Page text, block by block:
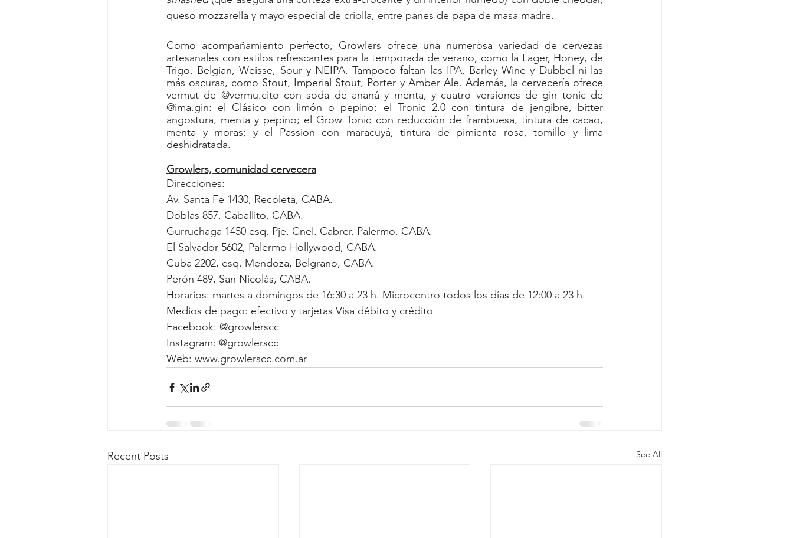
queso mozzarella y mayo especial de criolla, entre panes de papa de masa madre.
Como acompañamiento perfecto, Growlers ofrece una numerosa variedad de cervezas
artesanales con estilos refrescantes para la temporada de verano, como la Lager, Honey, de
Trigo, Belgian, Weisse, Sour y NEIPA. Tampoco faltan las IPA, Barley Wine y Dubbel ni las
más oscuras, como Stout, Imperial Stout, Porter y Amber Ale. Además, la cervecería ofrece
vermut de @vermu.cito con soda de ananá y menta, y cuatro versiones de gin tonic de
@ima.gin: el Clásico con limón o pepino; el Tronic 2.0 con tintura de jengibre, bitter
angostura, menta y pepino; el Grow Tonic con reducción de frambuesa, tintura de cacao,
menta y moras; y el Passion con maracuyá, tintura de pimienta rosa, tomillo y lima
deshidratada.
Growlers, comunidad cervecera
Direcciones:
Av. Santa Fe 1430, Recoleta, CABA.
Doblas 857, Caballito, CABA.
Gurruchaga 1450 esq. Pje. Cnel. Cabrer, Palermo, CABA.
El Salvador 5602, Palermo Hollywood, CABA.
Cuba 2202, esq. Mendoza, Belgrano, CABA.
Perón 489, San Nicolás, CABA.
Horarios: martes a domingos de 16:30 a 23 h. Microcentro todos los días de 12:00 a 23 h.
Medios de pago: efectivo y tarjetas Visa débito y crédito
Facebook: @growlerscc
Instagram: @growlerscc
Web: www.growlerscc.com.ar
Recent Posts See All